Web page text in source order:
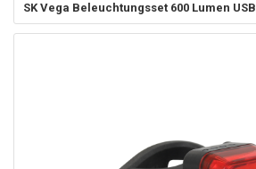
SK Vega Beleuchtungsset 600 Lumen USB